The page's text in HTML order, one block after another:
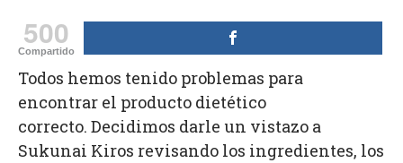
Nutrición
500
Compartido
Todos hemos tenido problemas para
encontrar el producto dietético
correcto. Decidimos darle un vistazo a
Sukunai Kiros revisando los ingredientes, los